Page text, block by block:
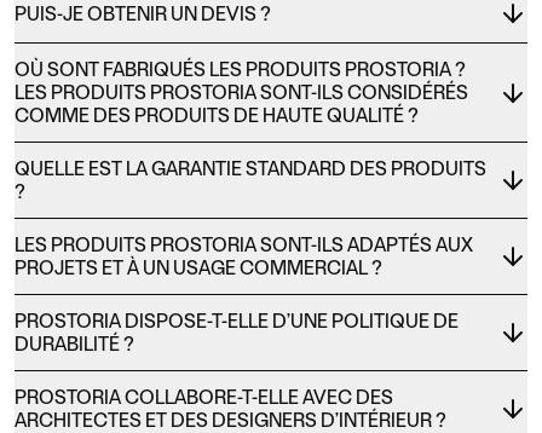
PUIS-JE OBTENIR UN DEVIS ?
OÙ SONT FABRIQUÉS LES PRODUITS PROSTORIA ?
LES PRODUITS PROSTORIA SONT-ILS CONSIDÉRÉS
COMME DES PRODUITS DE HAUTE QUALITÉ ?
QUELLE EST LA GARANTIE STANDARD DES PRODUITS
?
LES PRODUITS PROSTORIA SONT-ILS ADAPTÉS AUX
PROJETS ET À UN USAGE COMMERCIAL ?
PROSTORIA DISPOSE-T-ELLE D’UNE POLITIQUE DE
DURABILITÉ ?
PROSTORIA COLLABORE-T-ELLE AVEC DES
ARCHITECTES ET DES DESIGNERS D’INTÉRIEUR ?